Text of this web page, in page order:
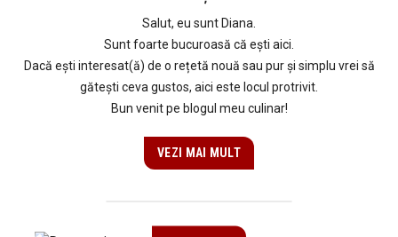
Salut, eu sunt Diana.
Sunt foarte bucuroasă că ești aici.
Dacă ești interesat(ă) de o rețetă nouă sau pur și simplu vrei să
gătești ceva gustos, aici este locul protrivit.
Bun venit pe blogul meu culinar!
VEZI MAI MULT